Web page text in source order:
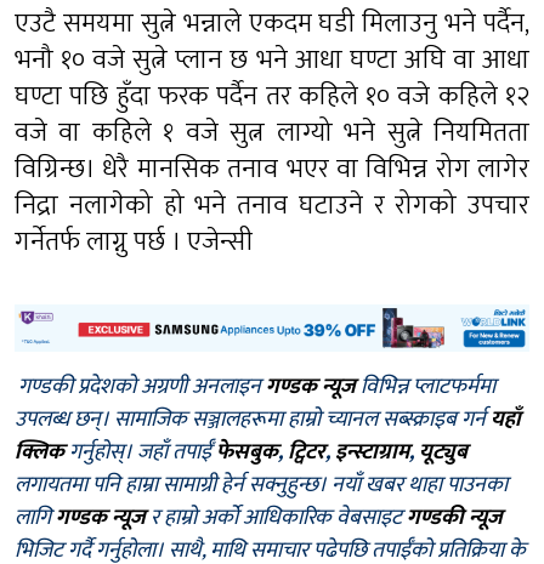
एउटै समयमा सुत्ने भन्नाले एकदम घडी मिलाउनु भने पर्दैन,
भनौ १० वजे सुत्ने प्लान छ भने आधा घण्टा अघि वा आधा
घण्टा पछि हुँदा फरक पर्दैन तर कहिले १० वजे कहिले १२
वजे वा कहिले १ वजे सुत्न लाग्यो भने सुत्ने नियमितता
विग्रिन्छ। धेरै मानसिक तनाव भएर वा विभिन्न रोग लागेर
निद्रा नलागेको हो भने तनाव घटाउने र रोगको उपचार
गर्नेतर्फ लाग्नु पर्छ । एजेन्सी
गण्डकी प्रदेशको अग्रणी अनलाइनगण्डक न्यूजविभिन्न प्लाटफर्ममा
उपलब्ध छन्। सामाजिक सञ्जालहरूमा हाम्रो च्यानल सब्स्क्राइब गर्नयहाँ
क्लिकगर्नुहोस्। जहाँ तपाईँफेसबुक,ट्विटर,इन्स्टाग्राम, यूट्युब
लगायतमा पनि हाम्रा सामाग्री हेर्न सक्नुहुन्छ। नयाँ खबर थाहा पाउनका
लागिगण्डक न्यूजर हाम्रो अर्को आधिकारिक वेबसाइटगण्डकी न्यूज
भिजिट गर्दै गर्नुहोला। साथै, माथि समाचार पढेपछि तपाईँको प्रतिक्रिया के